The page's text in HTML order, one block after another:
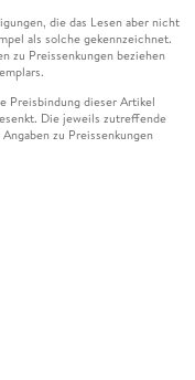
die das Lesen aber nicht
als solche gekennzeichnet.
zu Preissenkungen beziehen
Preisbindung dieser Artikel
Die jeweils zutreffende
zu Preissenkungen